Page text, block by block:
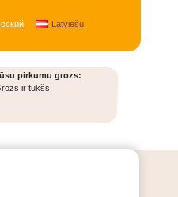
pirkumu grozs:
ir tukšs.
Latviešu